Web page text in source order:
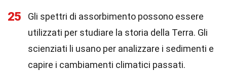
25
Gli spettri di assorbimento possono essere
utilizzati per studiare la storia della Terra. Gli
scienziati li usano per analizzare i sedimenti e
capire i cambiamenti climatici passati.